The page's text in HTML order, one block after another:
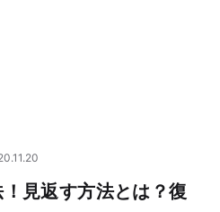
見返す方法とは？復